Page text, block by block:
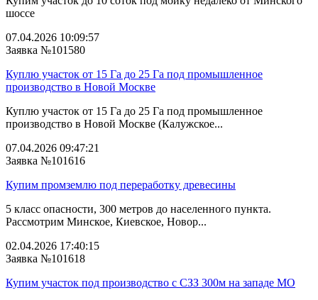
шоссе
07.04.2026 10:09:57
Заявка №101580
Куплю участок от 15 Га до 25 Га под промышленное
производство в Новой Москве
Куплю участок от 15 Га до 25 Га под промышленное
производство в Новой Москве (Калужское...
07.04.2026 09:47:21
Заявка №101616
Купим промземлю под переработку древесины
5 класс опасности, 300 метров до населенного пункта.
Рассмотрим Минское, Киевское, Новор...
02.04.2026 17:40:15
Заявка №101618
Купим участок под производство с СЗЗ 300м на западе МО